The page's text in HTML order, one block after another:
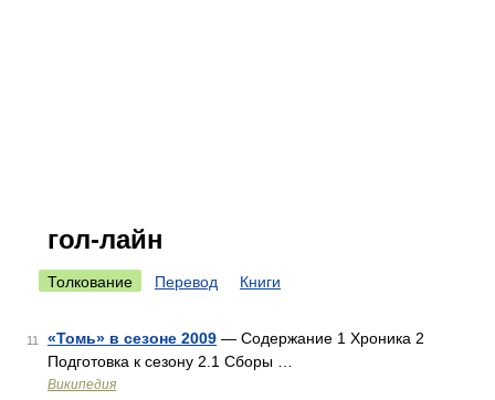
гол-лайн
Толкование Перевод Книги
11 «Томь» в сезоне 2009 — Содержание 1 Хроника 2
Подготовка к сезону 2.1 Сборы …
Википедия